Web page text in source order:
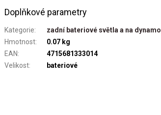
Doplňkové parametry
Kategorie:
zadní bateriové světla a na dynamo
Hmotnost:
0.07 kg
EAN:
4715681333014
Velikost: bateriové